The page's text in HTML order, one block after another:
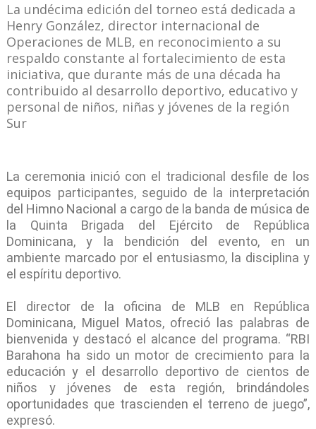
La undécima edición del torneo está dedicada a
Henry González, director internacional de
Operaciones de MLB, en reconocimiento a su
respaldo constante al fortalecimiento de esta
iniciativa, que durante más de una década ha
contribuido al desarrollo deportivo, educativo y
personal de niños, niñas y jóvenes de la región
Sur
La ceremonia inició con el tradicional desfile de los
equipos participantes, seguido de la interpretación
del Himno Nacional a cargo de la banda de música de
la Quinta Brigada del Ejército de República
Dominicana, y la bendición del evento, en un
ambiente marcado por el entusiasmo, la disciplina y
el espíritu deportivo.
El director de la oficina de MLB en República
Dominicana, Miguel Matos, ofreció las palabras de
bienvenida y destacó el alcance del programa. “RBI
Barahona ha sido un motor de crecimiento para la
educación y el desarrollo deportivo de cientos de
niños y jóvenes de esta región, brindándoles
oportunidades que trascienden el terreno de juego”,
expresó.